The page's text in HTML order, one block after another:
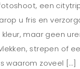
een
u fris en
maar geen
strepen of
waarom zoveel […]